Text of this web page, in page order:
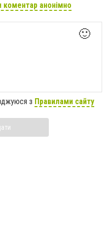
коментар анонімно
🙂
з Правилами сайту